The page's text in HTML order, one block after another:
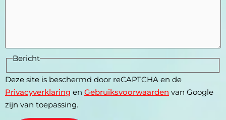
Bericht
Deze site is beschermd door reCAPTCHA en de
Privacyverklaring en Gebruiksvoorwaarden van Google
zijn van toepassing.